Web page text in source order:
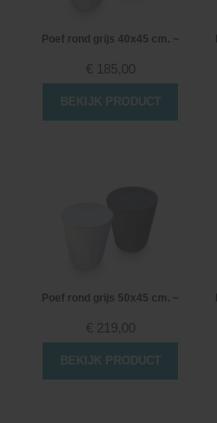
Poef rond grijs 40x45 cm. ~
€ 185,00
BEKIJK PRODUCT
Poef rond grijs 50x45 cm. ~
€ 219,00
BEKIJK PRODUCT